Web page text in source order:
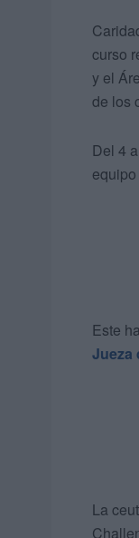
curso
y el
de los
Del 4
Este
Jueza
La